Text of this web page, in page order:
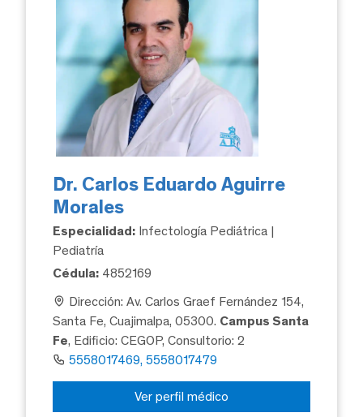
Dr. Carlos Eduardo Aguirre
Morales
Especialidad: Infectología Pediátrica |
Pediatría
Cédula: 4852169
Dirección: Av. Carlos Graef Fernández 154,
Santa Fe, Cuajimalpa, 05300. Campus Santa
Fe, Edificio: CEGOP, Consultorio: 2
5558017469, 5558017479
Ver perfil médico